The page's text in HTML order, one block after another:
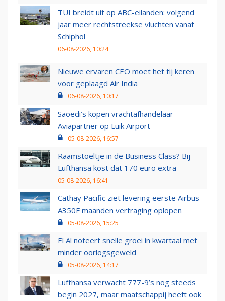
TUI breidt uit op ABC-eilanden: volgend
jaar meer rechtstreekse vluchten vanaf
Schiphol
06-08-2026, 10:24
Nieuwe ervaren CEO moet het tij keren
voor geplaagd Air India
06-08-2026, 10:17
Saoedi’s kopen vrachtafhandelaar
Aviapartner op Luik Airport
05-08-2026, 16:57
Raamstoeltje in de Business Class? Bij
Lufthansa kost dat 170 euro extra
05-08-2026, 16:41
Cathay Pacific ziet levering eerste Airbus
A350F maanden vertraging oplopen
05-08-2026, 15:25
El Al noteert snelle groei in kwartaal met
minder oorlogsgeweld
05-08-2026, 14:17
Lufthansa verwacht 777-9’s nog steeds
begin 2027, maar maatschappij heeft ook